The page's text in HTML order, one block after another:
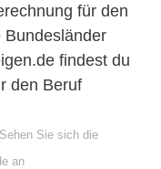
für den
Bundesländer
findest du
den Beruf
Sehen Sie sich die
an